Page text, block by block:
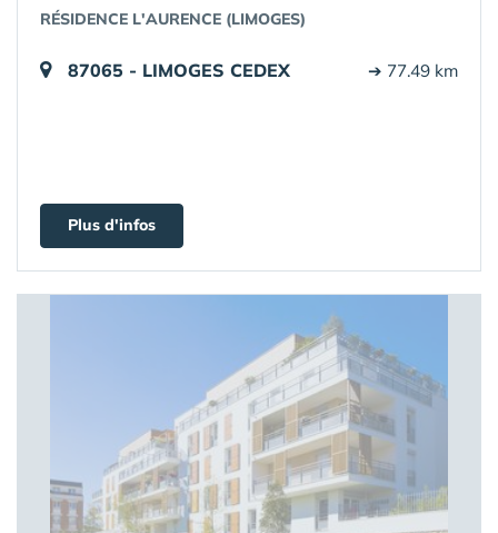
RÉSIDENCE L'AURENCE (LIMOGES)
87065 - LIMOGES CEDEX ➔ 77.49 km
Plus d'infos